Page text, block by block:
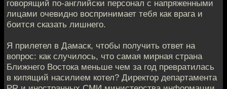
говорящий по-английски персонал с напряженными
лицами очевидно воспринимает тебя как врага и
боится сказать лишнего.
Я прилетел в Дамаск, чтобы получить ответ на
вопрос: как случилось, что самая мирная страна
Ближнего Востока меньше чем за год превратилась
в кипящий насилием котел? Директор департамента